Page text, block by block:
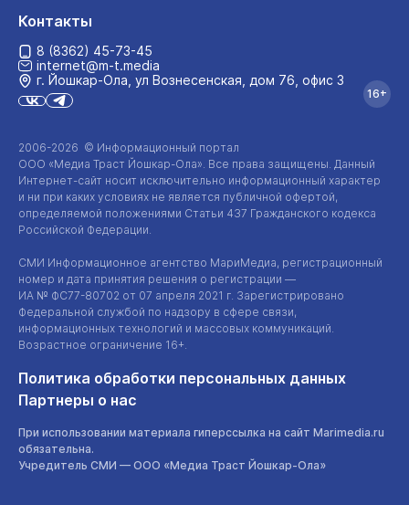
2006-2026 © Информационный портал
ООО «Медиа Траст Йошкар-Ола». Все права защищены. Данный
Интернет-сайт носит исключительно информационный характер
и ни при каких условиях не является публичной офертой,
определяемой положениями Статьи 437 Гражданского кодекса
Российской Федерации.
СМИ Информационное агентство МариМедиа, регистрационный
номер и дата принятия решения о регистрации —
ИА № ФС77-80702 от 07 апреля 2021 г. Зарегистрировано
Федеральной службой по надзору в сфере связи,
информационных технологий и массовых коммуникаций.
Возрастное ограничение 16+.
Политика обработки персональных данных
Партнеры о нас
При использовании материала гиперссылка на сайт Marimedia.ru
обязательна.
Учредитель СМИ — ООО «Медиа Траст Йошкар-Ола»
Контакты
8 (8362) 45-73-45
internet@m-t.media
г. Йошкар‑Ола, ул Вознесенская, дом 76, офис 3
16+